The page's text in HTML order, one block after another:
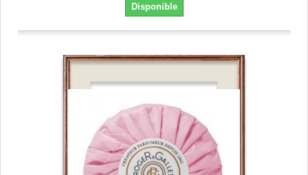
Disponible